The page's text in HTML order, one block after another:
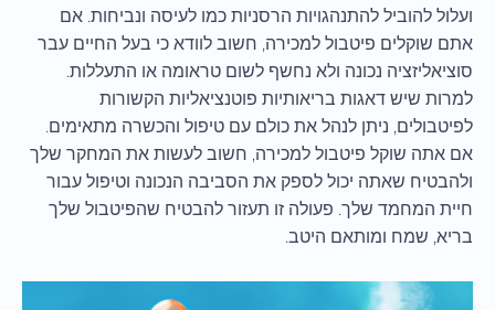
ועלול להוביל להתנהגויות הרסניות כמו לעיסה ונביחות. אם
אתם שוקלים פיטבול למכירה, חשוב לוודא כי בעל החיים עבר
סוציאליזציה נכונה ולא נחשף לשום טראומה או התעללות.
למרות שיש דאגות בריאותיות פוטנציאליות הקשורות
לפיטבולים, ניתן לנהל את כולם עם טיפול והכשרה מתאימים.
אם אתה שוקל פיטבול למכירה, חשוב לעשות את המחקר שלך
ולהבטיח שאתה יכול לספק את הסביבה הנכונה וטיפול עבור
חיית המחמד שלך. פעולה זו תעזור להבטיח שהפיטבול שלך
בריא, שמח ומותאם היטב.